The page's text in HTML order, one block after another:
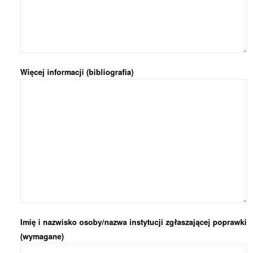
Więcej informacji (bibliografia)
Imię i nazwisko osoby/nazwa instytucji zgłaszającej poprawki
(wymagane)